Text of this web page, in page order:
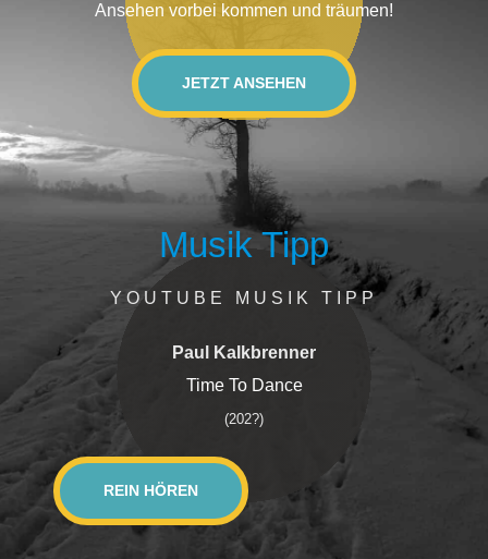
Ansehen vorbei kommen und träumen!
JETZT ANSEHEN
Musik Tipp
YOUTUBE MUSIK TIPP
Paul Kalkbrenner
Time To Dance
(202?)
REIN HÖREN